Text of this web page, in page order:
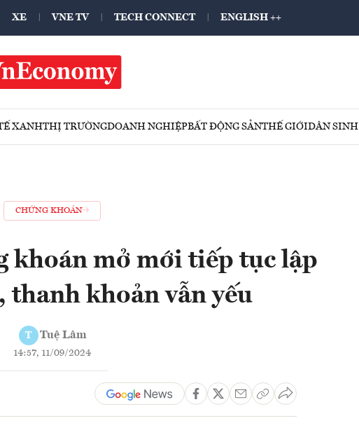
XE VNE TV TECH CONNECT ENGLISH ++
XANHTHỊ TRƯỜNGDOANH NGHIỆPBẤT ĐỘNG SẢNTHẾ GIỚIDÂN SINH
CHỨNG KHOÁN
khoán mở mới tiếp tục lập
thanh khoản vẫn yếu
T Tuệ Lâm
14:57, 11/09/2024